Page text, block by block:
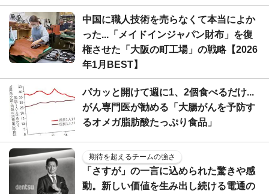
中国に職人技術を売らなくて本当によか
った...「メイドインジャパン財布」を復
権させた「大阪の町工場」の戦略【2026
年1月BEST】
パカッと開けて週に1、2個食べるだけ...
がん専門医が勧める「大腸がんを予防す
るオメガ脂肪酸たっぷり食品」
期待を超えるチームの強さ
「さすが」の一言に込められた驚きや感
動。新しい価値を生み出し続ける電通の